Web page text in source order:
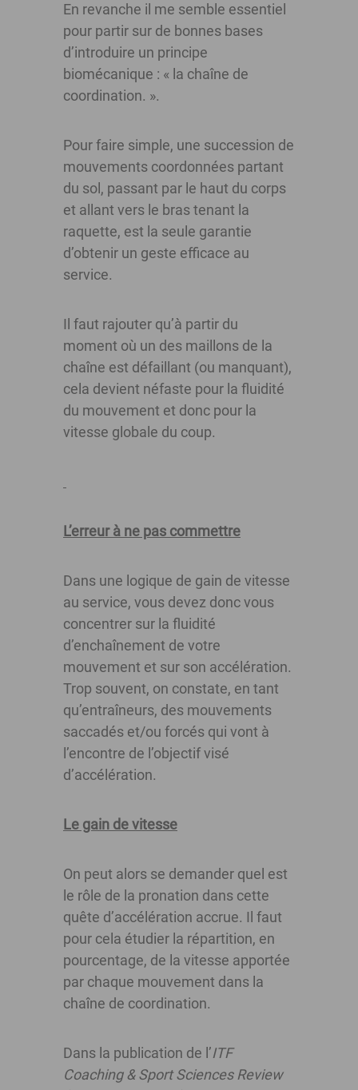
En revanche il me semble essentiel
pour partir sur de bonnes bases
d’introduire un principe
biomécanique : « la chaîne de
coordination. ».
Pour faire simple, une succession de
mouvements coordonnées partant
du sol, passant par le haut du corps
et allant vers le bras tenant la
raquette, est la seule garantie
d’obtenir un geste efficace au
service.
Il faut rajouter qu’à partir du
moment où un des maillons de la
chaîne est défaillant (ou manquant),
cela devient néfaste pour la fluidité
du mouvement et donc pour la
vitesse globale du coup.
L’erreur à ne pas commettre
Dans une logique de gain de vitesse
au service, vous devez donc vous
concentrer sur la fluidité
d’enchaînement de votre
mouvement et sur son accélération.
Trop souvent, on constate, en tant
qu’entraîneurs, des mouvements
saccadés et/ou forcés qui vont à
l’encontre de l’objectif visé
d’accélération.
Le gain de vitesse
On peut alors se demander quel est
le rôle de la pronation dans cette
quête d’accélération accrue. Il faut
pour cela étudier la répartition, en
pourcentage, de la vitesse apportée
par chaque mouvement dans la
chaîne de coordination.
Dans la publication de l’ITF
Coaching & Sport Sciences Review